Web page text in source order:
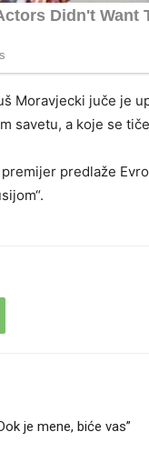
Moravjecki juče je
savetu, a koje se
predlaže
je mene, biće vas”